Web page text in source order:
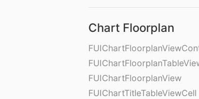
Chart Floorplan
FUIChartFloorplanView
FUIChartTitleTableViewCell